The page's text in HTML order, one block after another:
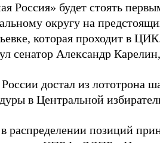
Россия» будет стоять
округу на
которая проходит в
сенатор Александр
достал из лототрона
в Центральной
распределении позиций